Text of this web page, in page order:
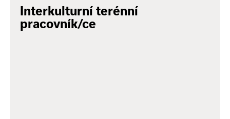
Interkulturní terénní
pracovník/ce